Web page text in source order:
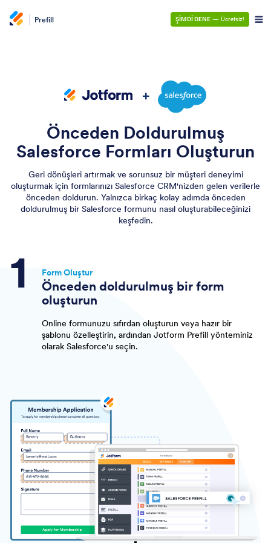
Prefill ŞİMDİ DENE — Ücretsiz!
Önceden Doldurulmuş
Salesforce Formları Oluşturun
Geri dönüşleri artırmak ve sorunsuz bir müşteri deneyimi
oluşturmak için formlarınızı Salesforce CRM'nizden gelen verilerle
önceden doldurun. Yalnızca birkaç kolay adımda önceden
doldurulmuş bir Salesforce formunu nasıl oluşturabileceğinizi
keşfedin.
Form Oluştur
Önceden doldurulmuş bir form
oluşturun
Online formunuzu sıfırdan oluşturun veya hazır bir
şablonu özelleştirin, ardından Jotform Prefill yönteminiz
olarak Salesforce'u seçin.